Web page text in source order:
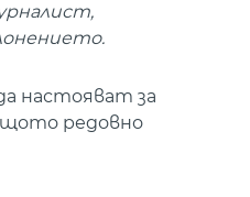
настояват за
редовно